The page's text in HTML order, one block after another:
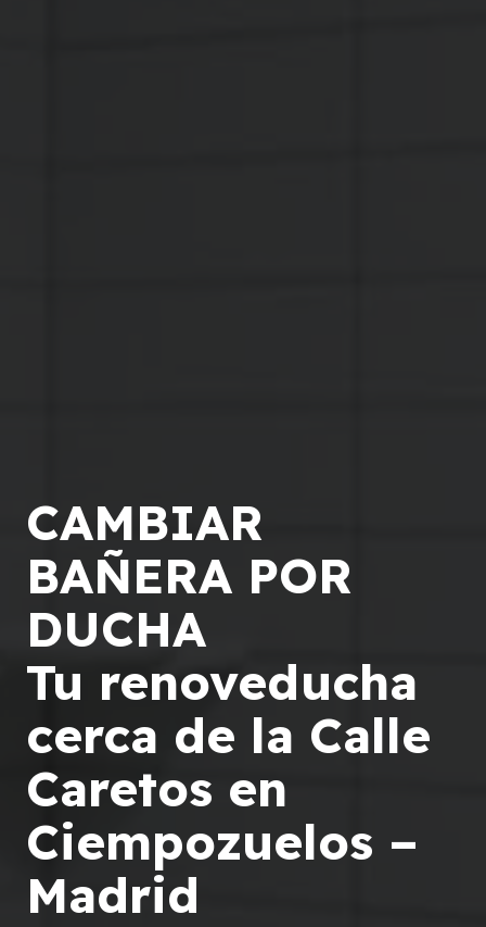
CAMBIAR
BAÑERA POR
DUCHA
Tu renoveducha
cerca de la Calle
Caretos en
Ciempozuelos –
Madrid